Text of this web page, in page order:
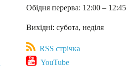
Обідня перерва: 12:00 – 12:45
Вихідні: субота, неділя
RSS стрічка
YouTube